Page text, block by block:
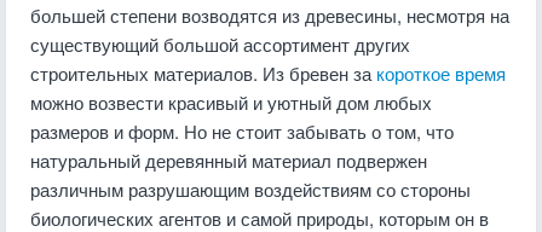
большей степени возводятся из древесины, несмотря на
существующий большой ассортимент других
строительных материалов. Из бревен за короткое время
можно возвести красивый и уютный дом любых
размеров и форм. Но не стоит забывать о том, что
натуральный деревянный материал подвержен
различным разрушающим воздействиям со стороны
биологических агентов и самой природы, которым он в